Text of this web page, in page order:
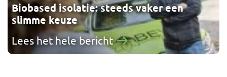
Biobased isolatie: steeds vaker een
slimme keuze
Lees het hele bericht